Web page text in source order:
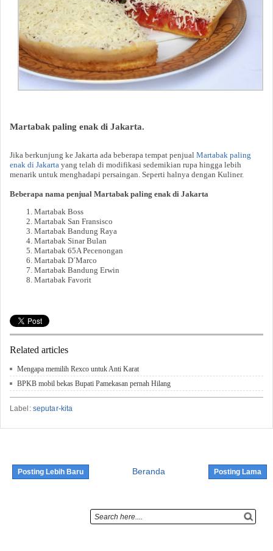
Martabak paling enak di Jakarta.
Jika berkunjung ke Jakarta ada beberapa tempat penjual Martabak paling
enak di Jakarta yang telah di modifikasi sedemikian rupa hingga lebih
menarik untuk menghadapi persaingan. Seperti halnya dengan Kuliner.
Beberapa nama penjual Martabak paling enak di Jakarta
Martabak Boss
Martabak San Fransisco
Martabak Bandung Raya
Martabak Sinar Bulan
Martabak 65A Pecenongan
Martabak D´Marco
Martabak Bandung Erwin
Martabak Favorit
Related articles
Mengapa memilih Rexco untuk Anti Karat
BPKB mobil bekas Bupati Pamekasan pernah Hilang
Label: seputar-kita
Posting Lebih Baru Posting Lama
Beranda